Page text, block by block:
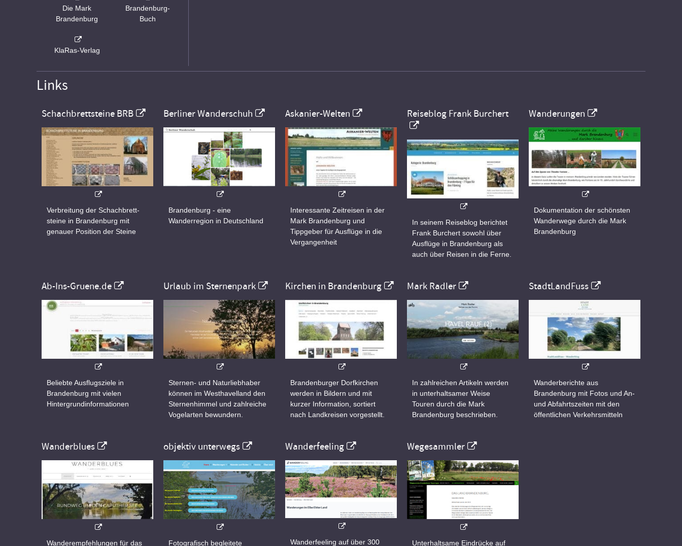
Die Mark
Brandenburg
Brandenburg-
Buch
KlaRas-Verlag
Links
Schachbrettsteine BRB
Verbreitung der Schachbrett-
steine in Brandenburg mit
genauer Position der Steine
Berliner Wanderschuh
Brandenburg - eine
Wanderregion in Deutschland
Askanier-Welten
Interessante Zeitreisen in der
Mark Brandenburg und
Tippgeber für Ausflüge in die
Vergangenheit
Reiseblog Frank Burchert
In seinem Reiseblog berichtet
Frank Burchert sowohl über
Ausflüge in Brandenburg als
auch über Reisen in die Ferne.
Wanderungen
Dokumentation der schönsten
Wanderwege durch die Mark
Brandenburg
Ab-Ins-Gruene.de
Beliebte Ausflugsziele in
Brandenburg mit vielen
Hintergrundinformationen
Urlaub im Sternenpark
Sternen- und Naturliebhaber
können im Westhavelland den
Sternenhimmel und zahlreiche
Vogelarten bewundern.
Kirchen in Brandenburg
Brandenburger Dorfkirchen
werden in Bildern und mit
kurzer Information, sortiert
nach Landkreisen vorgestellt.
Mark Radler
In zahlreichen Artikeln werden
in unterhaltsamer Weise
Touren durch die Mark
Brandenburg beschrieben.
StadtLandFuss
Wanderberichte aus
Brandenburg mit Fotos und An-
und Abfahrtszeiten mit den
öffentlichen Verkehrsmitteln
Wanderblues
Wanderempfehlungen für das
objektiv unterwegs
Fotografisch begleitete
Wanderfeeling
Wanderfeeling auf über 300
Wegesammler
Unterhaltsame Eindrücke auf